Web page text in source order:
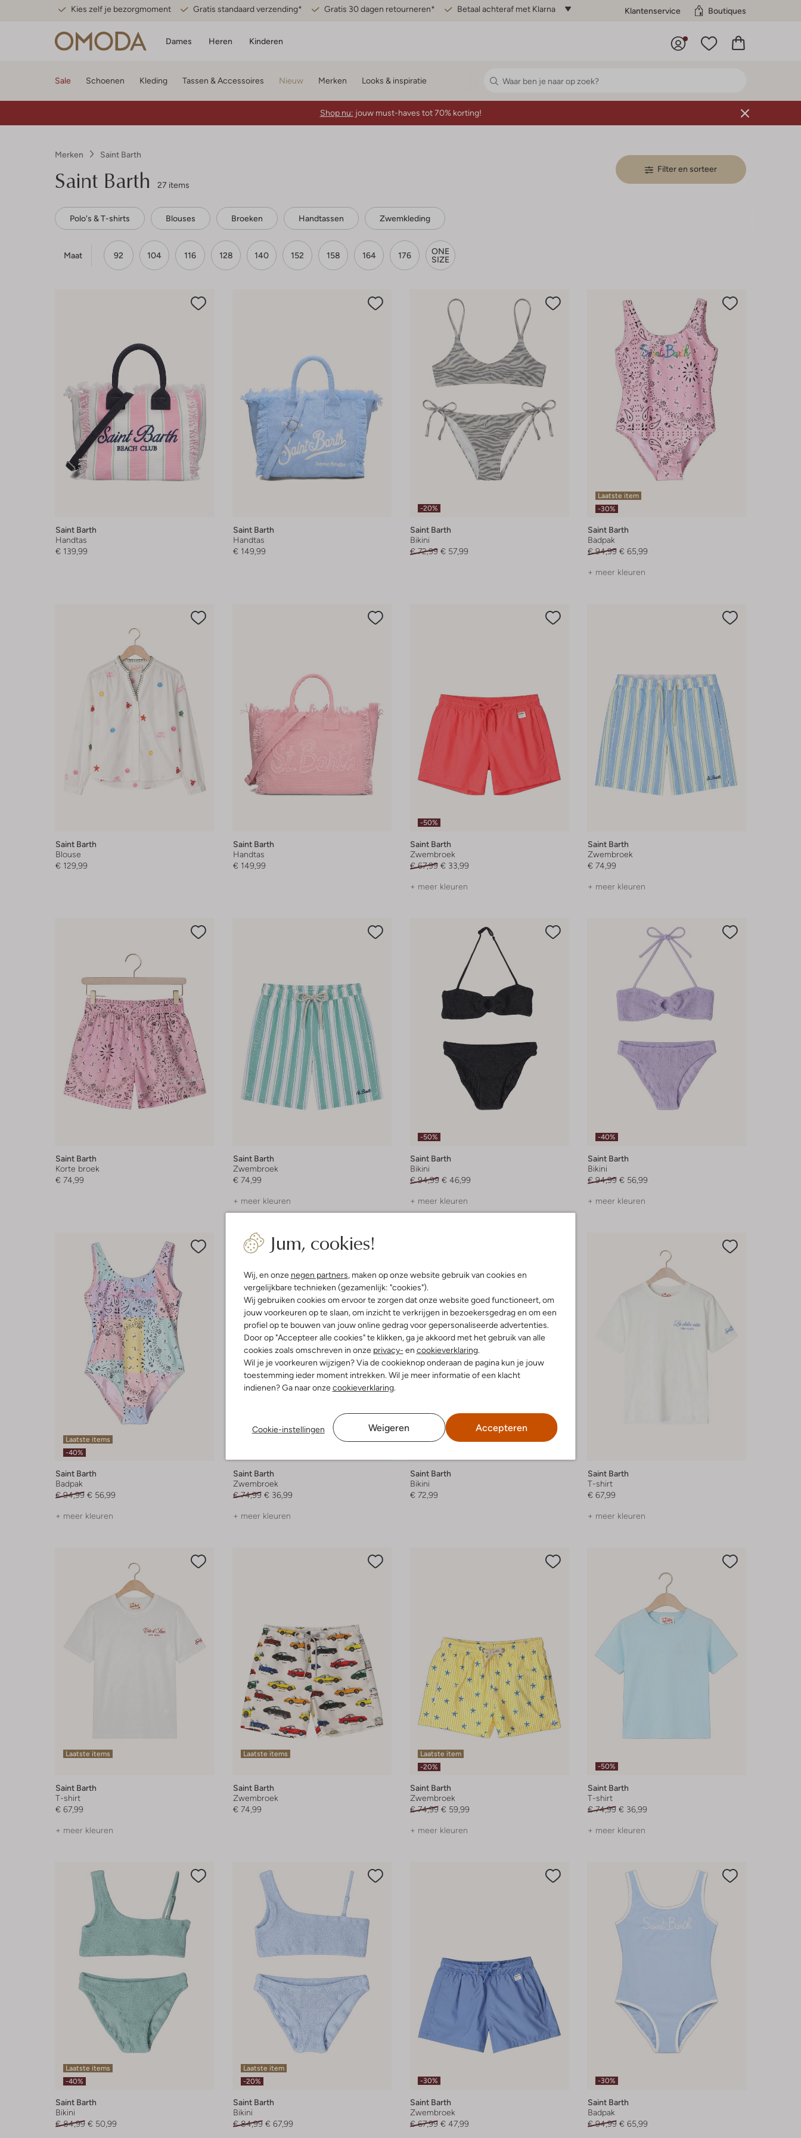
Kies zelf je bezorgmoment Gratis standaard verzending* Gratis 30 dagen retourneren* Betaal achteraf met Klarna Klantenservice Boutiques
Dames Heren Kinderen
Jum, cookies!
Wij, en onze negen partners, maken op onze website gebruik van cookies en
vergelijkbare technieken (gezamenlijk: "cookies").
Wij gebruiken cookies om ervoor te zorgen dat onze website goed functioneert, om
jouw voorkeuren op te slaan, om inzicht te verkrijgen in bezoekersgedrag en om een
profiel op te bouwen van jouw online gedrag voor gepersonaliseerde advertenties.
Door op "Accepteer alle cookies" te klikken, ga je akkoord met het gebruik van alle
cookies zoals omschreven in onze privacy- en cookieverklaring.
Wil je je voorkeuren wijzigen? Via de cookieknop onderaan de pagina kun je jouw
toestemming ieder moment intrekken. Wil je meer informatie of een klacht
indienen? Ga naar onzecookieverklaring.
Cookie-instellingen Weigeren Accepteren
Sale Schoenen Kleding Tassen & Accessoires Nieuw Merken Looks & inspiratie
Shop nu: jouw must-haves tot 70% korting!
Merken Saint Barth
Saint Barth 27 items
Filter en sorteer
Polo's & T-shirts Blouses Broeken Handtassen Zwemkleding
Maat 92 104 116 128 140 152 158 164 176
ONE
SIZE
Saint Barth
Handtas
€ 139,99
Saint Barth
Handtas
€ 149,99
-20%
Saint Barth
Bikini
€ 72,99 € 57,99
Laatste item
-30%
Saint Barth
Badpak
€ 94,99 € 65,99
+ meer kleuren
Saint Barth
Blouse
€ 129,99
Saint Barth
Handtas
€ 149,99
-50%
Saint Barth
Zwembroek
€ 67,99 € 33,99
+ meer kleuren
Saint Barth
Zwembroek
€ 74,99
+ meer kleuren
Saint Barth
Korte broek
€ 74,99
Saint Barth
Zwembroek
€ 74,99
+ meer kleuren
-50%
Saint Barth
Bikini
€ 94,99 € 46,99
+ meer kleuren
-40%
Saint Barth
Bikini
€ 94,99 € 56,99
+ meer kleuren
Laatste items
-40%
Saint Barth
Badpak
€ 94,99 € 56,99
+ meer kleuren
Saint Barth
Zwembroek
€ 74,99 € 36,99
+ meer kleuren
Saint Barth
Bikini
€ 72,99
Saint Barth
T-shirt
€ 67,99
+ meer kleuren
Laatste items
Saint Barth
T-shirt
€ 67,99
+ meer kleuren
Laatste items
Saint Barth
Zwembroek
€ 74,99
Laatste item
-20%
Saint Barth
Zwembroek
€ 74,99 € 59,99
+ meer kleuren
-50%
Saint Barth
T-shirt
€ 74,99 € 36,99
+ meer kleuren
Laatste items
-40%
Saint Barth
Bikini
€ 84,99 € 50,99
Laatste item
-20%
Saint Barth
Bikini
€ 84,99 € 67,99
-30%
Saint Barth
Zwembroek
€ 67,99 € 47,99
-30%
Saint Barth
Badpak
€ 94,99 € 65,99